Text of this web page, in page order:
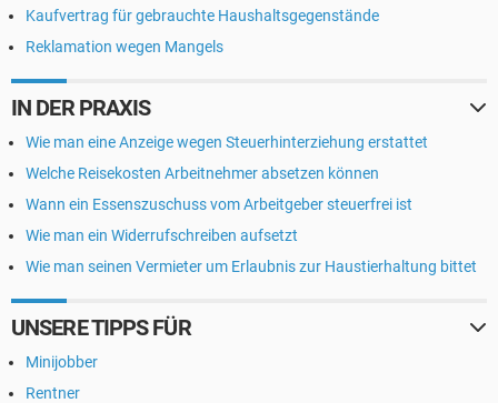
Kaufvertrag für gebrauchte Haushaltsgegenstände
Reklamation wegen Mangels
IN DER PRAXIS
Wie man eine Anzeige wegen Steuerhinterziehung erstattet
Welche Reisekosten Arbeitnehmer absetzen können
Wann ein Essenszuschuss vom Arbeitgeber steuerfrei ist
Wie man ein Widerrufschreiben aufsetzt
Wie man seinen Vermieter um Erlaubnis zur Haustierhaltung bittet
UNSERE TIPPS FÜR
Minijobber
Rentner